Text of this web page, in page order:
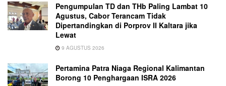
Pengumpulan TD dan THb Paling Lambat 10
Agustus, Cabor Terancam Tidak
Dipertandingkan di Porprov II Kaltara jika
Lewat
9 AGUSTUS 2026
Pertamina Patra Niaga Regional Kalimantan
Borong 10 Penghargaan ISRA 2026